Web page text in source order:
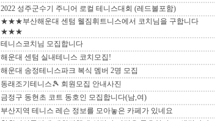
2022 성주군수기 주니어 로컬 테니스대회 (레드볼포함)
★★★부산해운대 센텀 웰짐휘트니스에서 코치님을 구합니다
★★★
테니스코치님 모집합니다
해운대 센텀 실내테니스 코치모집!
해운대 송정테니스파크 복식 멤버 2명 모집
동래조기테니스🎾 회원모집 안내사진
금정구 동현초 코트 동호인 모집합니다(남,여)
부산지역 테니스 레슨 정보를 모아놓은 카페가 있네요